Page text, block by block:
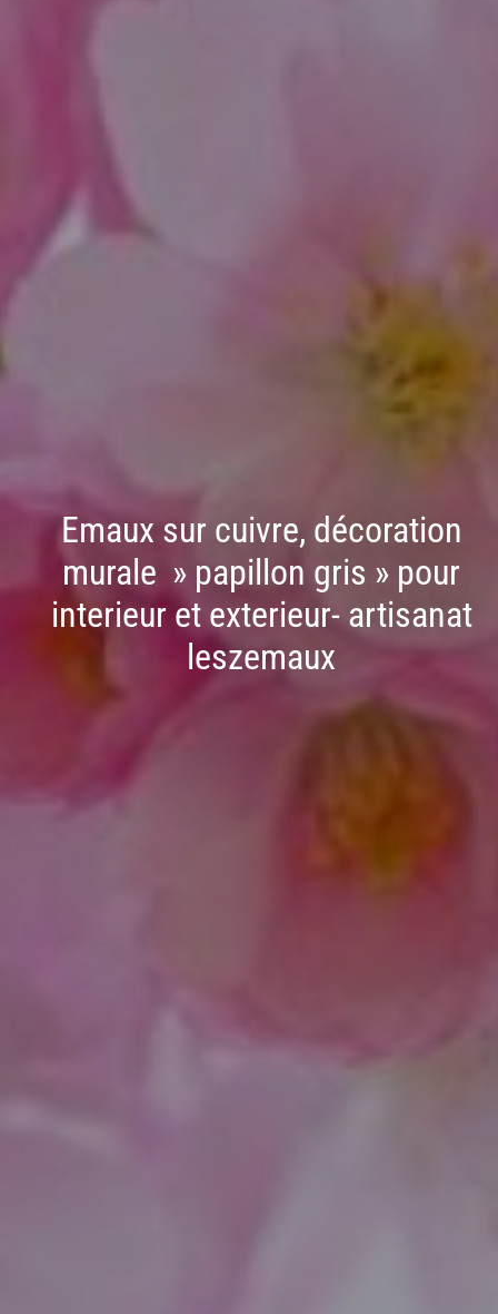
Emaux sur cuivre, décoration
murale » papillon gris » pour
interieur et exterieur- artisanat
leszemaux